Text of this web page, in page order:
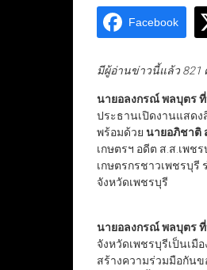
Facebook
มีผู้อ่านข่าวนี้แล้ว 821
นายอลงกรณ์ พลบุตร
ประธานเปิดงานแสด
พร้อมด้วย นายอภิชาติ
เกษตรฯ อดีต ส.ส.เพชร
เกษตรกรชาวเพชรบุ
จังหวัดเพชรบุรี
นายอลงกรณ์ พลบุตร
จังหวัดเพชรบุรีเป็นเมื
สร้างความร่วมมือกัน